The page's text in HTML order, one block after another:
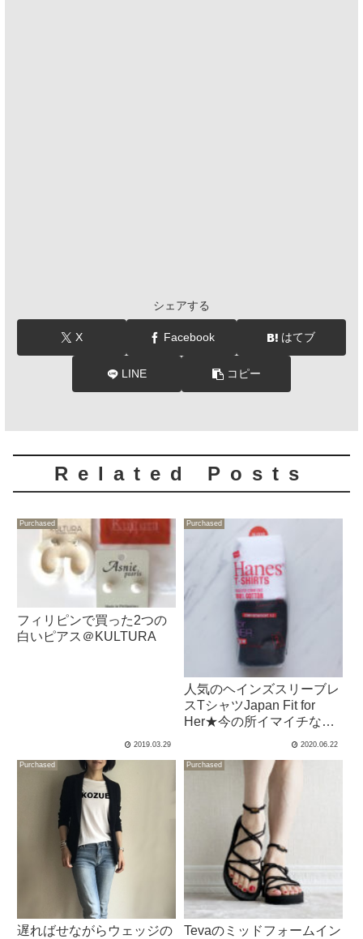
シェアする
X Facebook はてブ
LINE コピー
Related Posts
Purchased
フィリピンで買った2つの
白いピアス＠KULTURA
2019.03.29
Purchased
人気のヘインズスリーブレ
スTシャツJapan Fit for
Her★今の所イマイチな話
2020.06.22
Purchased
遅ればせながらウェッジの
Purchased
Tevaのミッドフォームイン